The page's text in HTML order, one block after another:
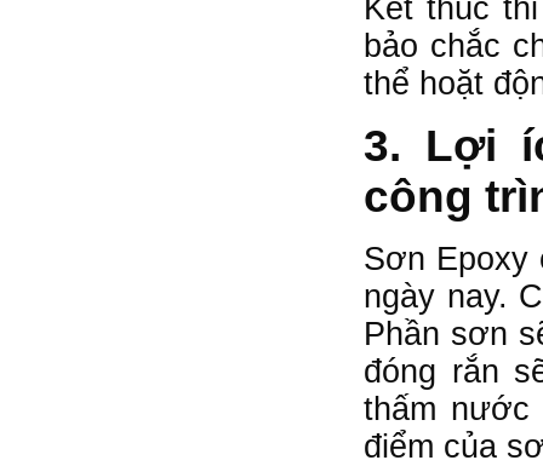
Kết thúc
bảo chắc
thể hoặt
3. Lợi
công
Sơn Epoxy
ngày nay.
Phần sơn
đóng rắn
thấm nước
điểm của